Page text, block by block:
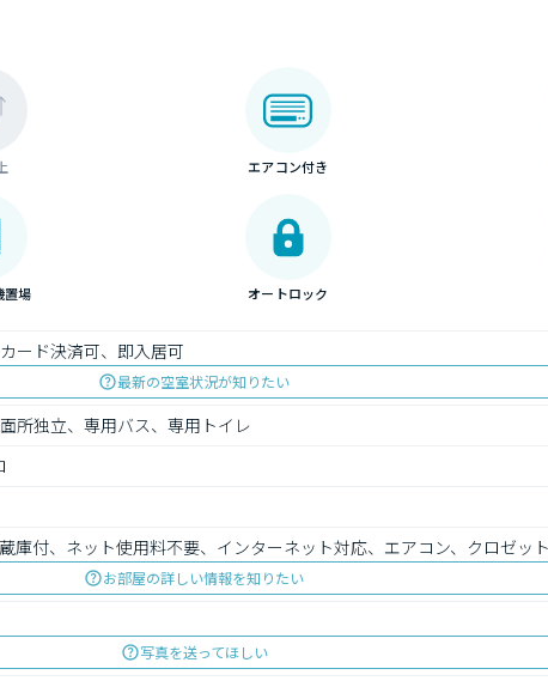
エアコン付き
置場 オートロック
ード決済可、即入居可
最新の空室状況が知りたい
所独立、専用バス、専用トイレ
庫付、ネット使用料不要、インターネット対応、エアコン、クロゼッ
お部屋の詳しい情報を知りたい
写真を送ってほしい